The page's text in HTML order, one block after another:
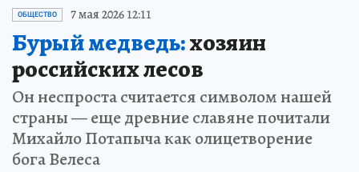
ОБЩЕСТВО 7 мая 2026 12:11
Бурый медведь:хозяин
российских лесов
Он неспроста считается символом нашей
страны — еще древние славяне почитали
Михайло Потапыча как олицетворение
бога Велеса